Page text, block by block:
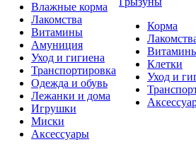
Влажные корма
Лакомства
Витамины
Амуниция
Уход и гигиена
Транспортировка
Одежда и обувь
Лежанки и дома
Игрушки
Миски
Аксессуары
Корма
Клетки
Уход и